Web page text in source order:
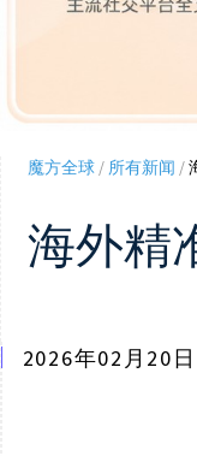
魔方全球/ 所有新闻 /
海外精
2026年02月20日